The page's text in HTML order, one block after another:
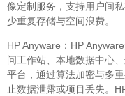
像定制服务，支持用户间
少重复存储与空间浪费。
HP Anyware：HP
问工作站、本地数据中心
平台，通过算法加密与多
止数据泄露或项目丢失。